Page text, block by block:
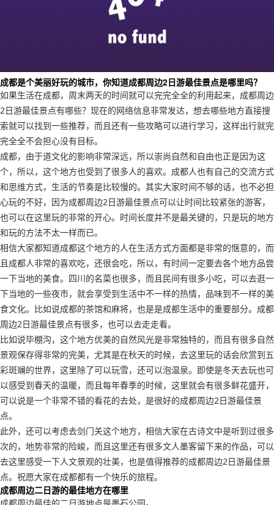
成都是个美丽好玩的城市，你知道成都周边2日游最佳景点是哪里吗？
如果生活在成都，周末两天的时间就可以完完全全的利用起来，成都周边
2日游最佳景点有哪些？现在的网络信息非常发达，想去哪些地方直接搜
索就可以找到一些推荐，而且还有一些攻略可以进行学习，这样出行就完
完全全不会担心没有目标。
成都，由于道文化的影响非常深远，所以崇尚自然和自由也正是因为这
个，所以，这个地方也受到了很多人的喜欢。成都人也有自己的交流方式
和思维方式，生活的节奏是比较慢的。其实大家时间不够的话，也不必担
心玩的不好，因为成都周边2日游最佳景点可以让时间比较紧张的游客，
也可以在这里玩的非常的开心。时间长度并不是最关键的，只是玩的地方
和玩的方法不太一样而已。
相信大家都知道成都这个地方的人在生活方式方面都是非常的惬意的，而
且成都人非常的喜欢吃，还很会吃，所以，有时间一定要去各个地方品尝
一下当地的美食。四川的名菜也很多，而且民间有很多小吃，可以去逛一
下当地的一些夜市，就会享受到生活中不一样的热情，品味到不一样的美
食文化。比如说成都的茶馆和麻将，也是是成都生活中的重要部分。成都
周边2日游最佳景点有很多，也可以去走走看。
比如说毕棚沟，这个地方优美的自然风光是非常独特的，而且有很多自然
景观保存得非常的完美，尤其是在秋天的时候，去这里玩的话会欣赏到五
彩斑斓的世界，这里除了可以玩雪，还可以泡温泉。即使是冬天去玩也可
以感受到春天的温暖，而且每年春季的时候，这里就会有很多鲜花盛开，
可以说是一个非常不错的看花的去处，是很好的成都周边2日游最佳景
点。
此外，还可以考虑去剑门关这个地方，相信大家在古诗文中是听到过很多
次的，地势非常的险峻，而且这里还有很多文人墨客留下来的作品，可以
去这里感受一下人文景观的壮美，也是值得推荐的成都周边2日游最佳景
点。祝愿大家在成都都有一个快乐的旅程。
成都周边二日游的最佳地方在哪里